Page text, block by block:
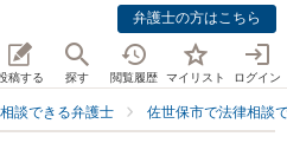
弁護士の方はこちら
稿する 探す 閲覧履歴 マイリスト ログイン
談できる弁護士 佐世保市で法律相談